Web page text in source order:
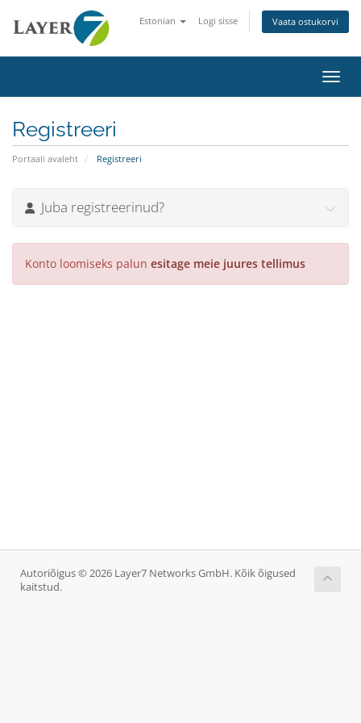
Estonian Logi sisse Vaata ostukorvi
Registreeri
Portaali avaleht Registreeri
Juba registreerinud?
Konto loomiseks palun esitage meie juures tellimus
Autoriõigus © 2026 Layer7 Networks GmbH. Kõik õigused
kaitstud.